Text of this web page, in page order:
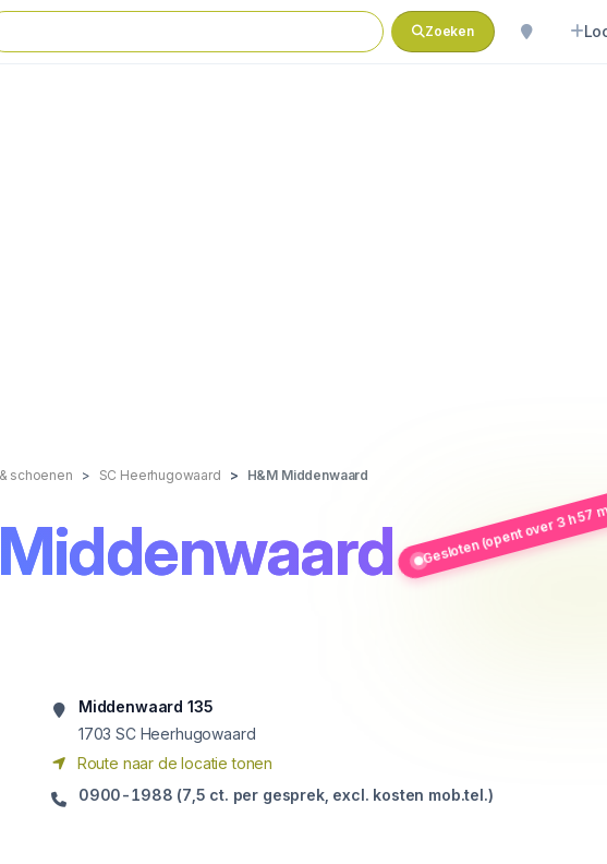
Zoeken
schoenen SC Heerhugowaard H&M Middenwaard
Gesloten (opent over 3 h
Middenwaard 135
1703 SC Heerhugowaard
Route naar de locatie tonen
0900-1988 (7,5 ct. per gesprek, excl. kosten mob.tel.)